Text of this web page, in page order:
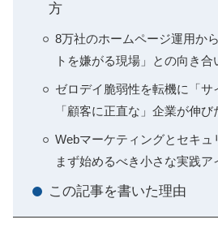
方
8万社のホームページ運用か
トを嫌がる現場」との向き合
ゼロデイ脆弱性を転機に「サ
「顧客に正直な」企業が伸び
Webマーケティングとセキュ
まず始めるべき小さな実践ア
この記事を書いた理由